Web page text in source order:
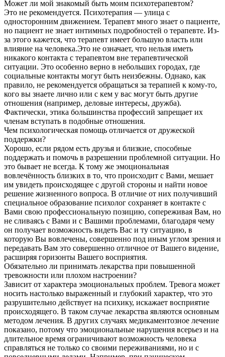
Может ли мой знакомый быть моим психотерапевтом?
Это не рекомендуется. Психотерапия — улица с
односторонним движением. Терапевт много знает о пациенте,
но пациент не знает интимных подробностей о терапевте. Из-
за этого кажется, что терапевт имеет большую власть или
влияние на человека.Это не означает, что нельзя иметь
никакого контакта с терапевтом вне терапевтической
ситуации. Это особенно верно в небольших городах, где
социальные контакты могут быть неизбежны. Однако, как
правило, не рекомендуется обращаться за терапией к кому-то,
кого вы знаете лично или с кем у вас могут быть другие
отношения (например, деловые интересы, дружба).
Фактически, этика большинства профессий запрещает их
членам вступать в подобные отношения.
Чем психологическая помощь отличается от дружеской
поддержки?
Хорошо, если рядом есть друзья и близкие, способные
поддержать и помочь в разрешении проблемной ситуации. Но
это бывает не всегда. К тому же эмоциональная
вовлечённость близких в то, что происходит с Вами, мешает
им увидеть происходящее с другой стороны и найти новое
решение жизненного вопроса. В отличие от них получивший
специальное образование психолог сохраняет в контакте с
Вами свою профессиональную позицию, сопереживая Вам, но
не сливаясь с Вами и с Вашими проблемами, благодаря чему
он получает возможность видеть Вас и ту ситуацию, в
которую Вы вовлечены, совершенно под иным углом зрения и
передавать Вам это совершенно отличное от Вашего видение,
расширяя горизонты Вашего восприятия.
Обязательно ли принимать лекарства при повышенной
тревожности или плохом настроении?
Зависит от характера эмоциональных проблем. Тревога может
носить настолько выраженный и глубокий характер, что это
разрушительно действует на психику, искажает восприятие
происходящего. В таком случае лекарства являются основным
методом лечения. В других случаях медикаментозное лечение
показано, потому что эмоциональные нарушения всерьез и на
длительное время ограничивают возможность человека
справляться не только со своими переживаниями, но и с